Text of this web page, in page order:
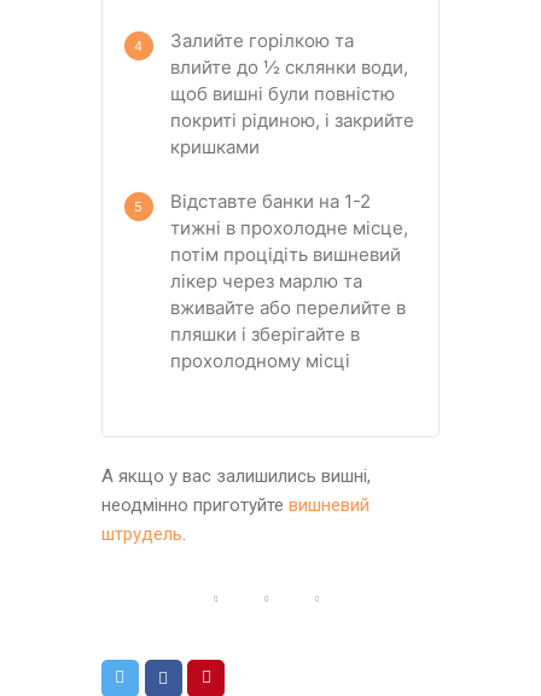
Залийте горілкою та
влийте до ½ склянки води,
щоб вишні були повністю
покриті рідиною, і закрийте
кришками
Відставте банки на 1-2
тижні в прохолодне місце,
потім процідіть вишневий
лікер через марлю та
вживайте або перелийте в
пляшки і зберігайте в
прохолодному місці
А якщо у вас залишились вишні,
неодмінно приготуйте вишневий
штрудель.